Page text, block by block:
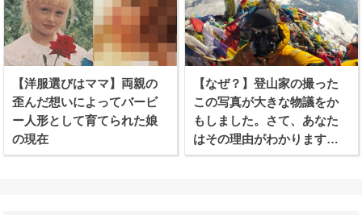
【洋服選びはママ】両親の
歪んだ想いによってバービ
ー人形として育てられた娘
の現在
【なぜ？】登山家の撮った
この写真が大きな物議をか
もしました。さて、あなた
はその理由がわかります
か？